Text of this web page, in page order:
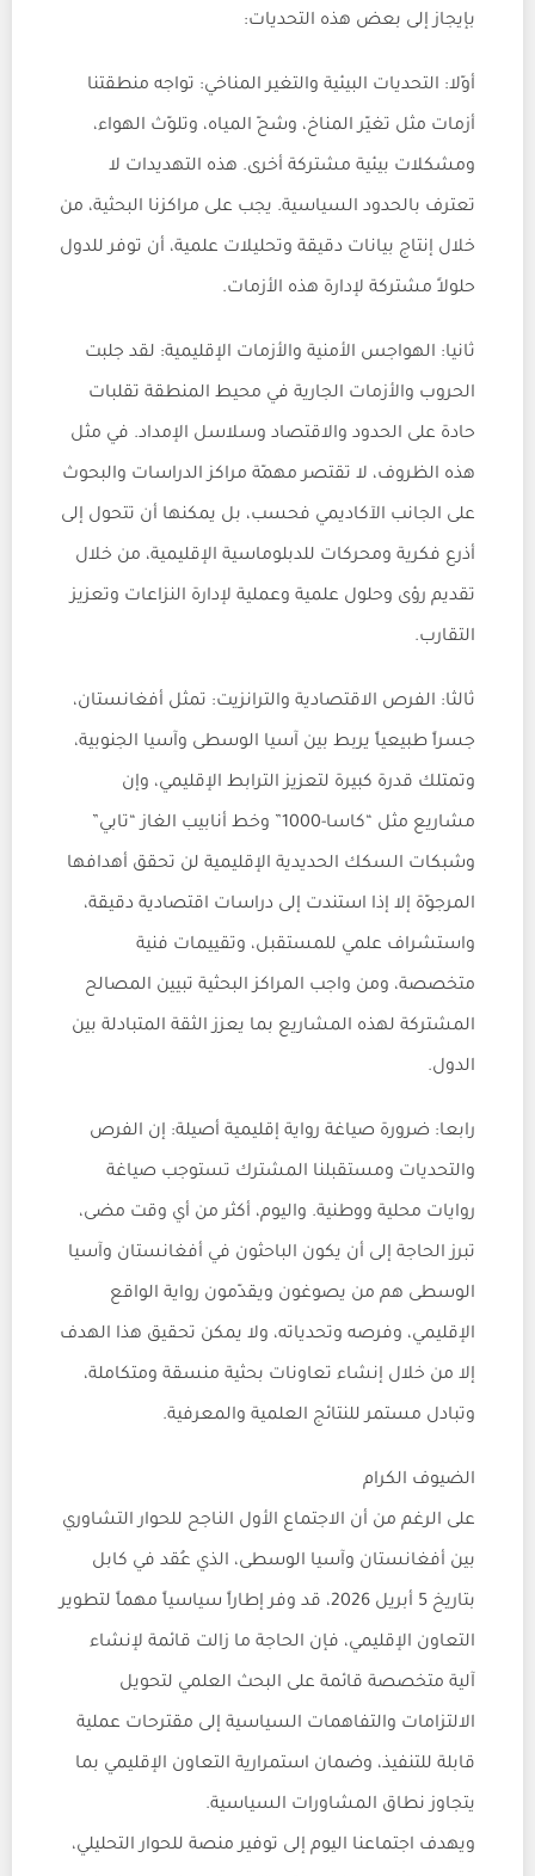
بإيجاز إلى بعض هذه التحديات:
أوّلا: التحديات البيئية والتغير المناخي: تواجه منطقتنا
أزمات مثل تغيّر المناخ، وشحّ المياه، وتلوّث الهواء،
ومشكلات بيئية مشتركة أخرى. هذه التهديدات لا
تعترف بالحدود السياسية. يجب على مراكزنا البحثية، من
خلال إنتاج بيانات دقيقة وتحليلات علمية، أن توفر للدول
حلولاً مشتركة لإدارة هذه الأزمات.
ثانيا: الهواجس الأمنية والأزمات الإقليمية: لقد جلبت
الحروب والأزمات الجارية في محيط المنطقة تقلبات
حادة على الحدود والاقتصاد وسلاسل الإمداد. في مثل
هذه الظروف، لا تقتصر مهمّة مراكز الدراسات والبحوث
على الجانب الآكاديمي فحسب، بل يمكنها أن تتحول إلى
أذرع فكرية ومحركات للدبلوماسية الإقليمية، من خلال
تقديم رؤى وحلول علمية وعملية لإدارة النزاعات وتعزيز
التقارب.
ثالثا: الفرص الاقتصادية والترانزيت: تمثل أفغانستان،
جسراً طبيعياً يربط بين آسيا الوسطى وآسيا الجنوبية،
وتمتلك قدرة كبيرة لتعزيز الترابط الإقليمي، وإن
مشاريع مثل “كاسا-1000” وخط أنابيب الغاز “تابي”
وشبكات السكك الحديدية الإقليمية لن تحقق أهدافها
المرجوّة إلا إذا استندت إلى دراسات اقتصادية دقيقة،
واستشراف علمي للمستقبل، وتقييمات فنية
متخصصة، ومن واجب المراكز البحثية تبيين المصالح
المشتركة لهذه المشاريع بما يعزز الثقة المتبادلة بين
الدول.
رابعا: ضرورة صياغة رواية إقليمية أصيلة: إن الفرص
والتحديات ومستقبلنا المشترك تستوجب صياغة
روايات محلية ووطنية. واليوم، أكثر من أي وقت مضى،
تبرز الحاجة إلى أن يكون الباحثون في أفغانستان وآسيا
الوسطى هم من يصوغون ويقدّمون رواية الواقع
الإقليمي، وفرصه وتحدياته، ولا يمكن تحقيق هذا الهدف
إلا من خلال إنشاء تعاونات بحثية منسقة ومتكاملة،
وتبادل مستمر للنتائج العلمية والمعرفية.
الضيوف الكرام
على الرغم من أن الاجتماع الأول الناجح للحوار التشاوري
بين أفغانستان وآسيا الوسطى، الذي عُقد في كابل
بتاريخ 5 أبريل 2026، قد وفر إطاراً سياسياً مهماً لتطوير
التعاون الإقليمي، فإن الحاجة ما زالت قائمة لإنشاء
آلية متخصصة قائمة على البحث العلمي لتحويل
الالتزامات والتفاهمات السياسية إلى مقترحات عملية
قابلة للتنفيذ، وضمان استمرارية التعاون الإقليمي بما
يتجاوز نطاق المشاورات السياسية.
ويهدف اجتماعنا اليوم إلى توفير منصة للحوار التحليلي،